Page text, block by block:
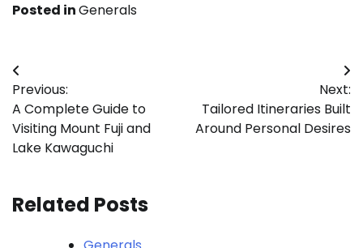
Posted inGenerals
Post
navigation
Previous:
A Complete Guide to
Visiting Mount Fuji and
Lake Kawaguchi
Next:
Tailored Itineraries Built
Around Personal Desires
Related Posts